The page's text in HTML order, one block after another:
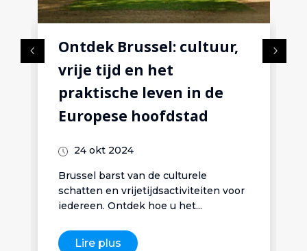
Ontdek Brussel: cultuur,
vrije tijd en het
praktische leven in de
Europese hoofdstad
24 okt 2024
Brussel barst van de culturele
schatten en vrijetijdsactiviteiten voor
iedereen. Ontdek hoe u het...
Lire plus